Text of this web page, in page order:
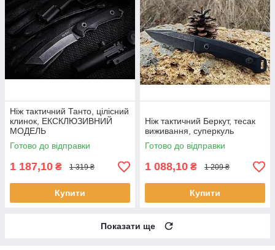
Ніж тактичний Танто, цілісний
клинок, ЕКСКЛЮЗИВНИЙ
МОДЕЛЬ
Готово до відправки
1 187,10 ₴ 1 319 ₴
Купити
Ніж тактичний Беркут, тесак
виживання, суперкуль
Готово до відправки
1 088,10 ₴ 1 209 ₴
Купити
Показати ще